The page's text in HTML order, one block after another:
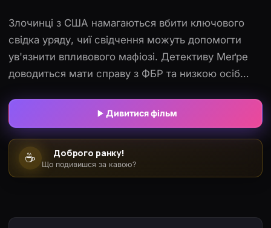
Злочинці з США намагаються вбити ключового
свідка уряду, чиї свідчення можуть допомогти
ув'язнити впливового мафіозі. Детективу Меґре
доводиться мати справу з ФБР та низкою осіб
Дивитися фільм
☕ Доброго ранку!
Що подивишся за кавою?